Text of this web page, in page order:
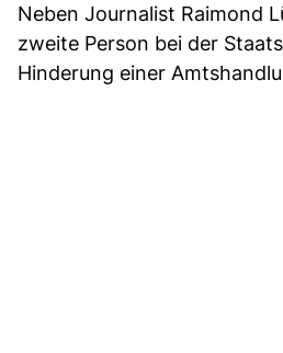
Neben Journalist Raimond
zweite Person bei der
Hinderung einer